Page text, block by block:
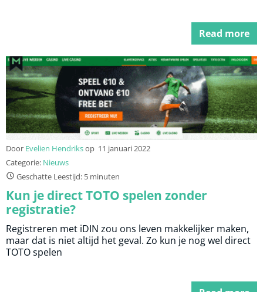
Read more
Door Evelien Hendriksop 11 januari 2022
Categorie: Nieuws
Geschatte Leestijd: 5 minuten
Kun je direct TOTO spelen zonder
registratie?
Registreren met iDIN zou ons leven makkelijker maken,
maar dat is niet altijd het geval. Zo kun je nog wel direct
TOTO spelen